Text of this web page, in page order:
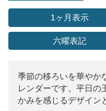
1ヶ月表示
六曜表記
季節の移ろいを華やか
レンダーです。平日の
かみを感じるデザイン